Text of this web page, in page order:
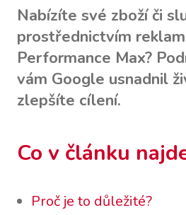
Nabízíte své zboží či
prostřednictvím
Performance Max?
vám Google usnadnil
zlepšíte cílení.
Co v článku
Proč je to důležité?